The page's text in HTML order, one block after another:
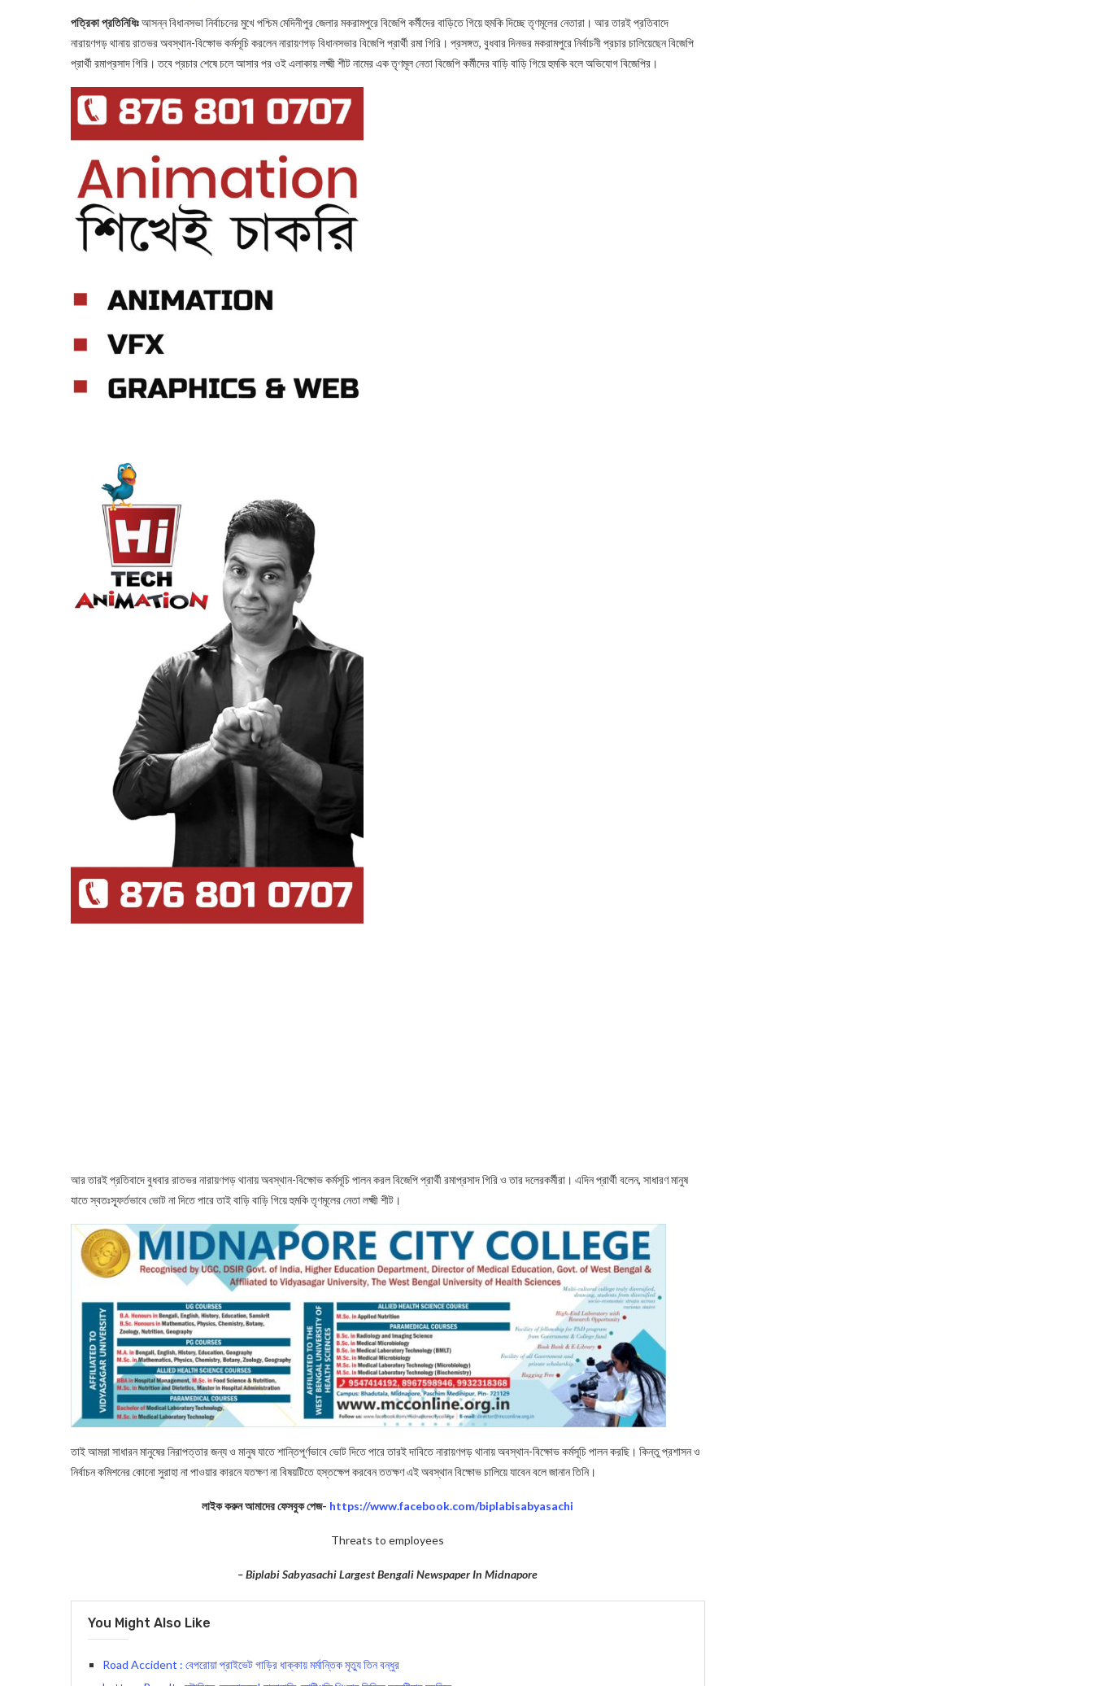
পত্রিকা প্রতিনিধিঃআসন্ন বিধানসভা নির্বাচনের মুখে পশ্চিম মেদিনীপুর জেলার মকরামপুরে বিজেপি কর্মীদের বাড়িতে গিয়ে হুমকি দিচ্ছে তৃণমূলের নেতারা। আর তারই প্রতিবাদে
নারায়ণগড় থানায় রাতভর অবস্থান-বিক্ষোভ কর্মসূচি করলেন নারায়ণগড় বিধানসভার বিজেপি প্রার্থী রমা গিরি। প্রসঙ্গত, বুধবার দিনভর মকরামপুরে নির্বাচনী প্রচার চালিয়েছেন বিজেপি
প্রার্থী রমাপ্রসাদ গিরি। তবে প্রচার শেষে চলে আসার পর ওই এলাকায় লক্ষ্মী শীট নামের এক তৃণমূল নেতা বিজেপি কর্মীদের বাড়ি বাড়ি গিয়ে হুমকি বলে অভিযোগ বিজেপির।
আর তারই প্রতিবাদে বুধবার রাতভর নারায়ণগড় থানায় অবস্থান-বিক্ষোভ কর্মসূচি পালন করল বিজেপি প্রার্থী রমাপ্রসাদ গিরি ও তার দলেরকর্মীরা। এদিন প্রার্থী বলেন, সাধারণ মানুষ
যাতে স্বতঃস্ফূর্তভাবে ভোট না দিতে পারে তাই বাড়ি বাড়ি গিয়ে হুমকি তৃণমূলের নেতা লক্ষ্মী শীট।
তাই আমরা সাধারন মানুষের নিরাপত্তার জন্য ও মানুষ যাতে শান্তিপূর্ণভাবে ভোট দিতে পারে তারই দাবিতে নারায়ণগড় থানায় অবস্থান-বিক্ষোভ কর্মসূচি পালন করছি। কিন্তু প্রশাসন ও
নির্বাচন কমিশনের কোনো সুরাহা না পাওয়ার কারনে যতক্ষণ না বিষয়টিতে হস্তক্ষেপ করবেন ততক্ষণ এই অবস্থান বিক্ষোভ চালিয়ে যাবেন বলে জানান তিনি।
লাইক করুন আমাদের ফেসবুক পেজ- https://www.facebook.com/biplabisabyasachi
Threats to employees
– Biplabi Sabyasachi Largest Bengali Newspaper In Midnapore
You Might Also Like
Road Accident : বেপরোয়া প্রাইভেট গাড়ির ধাক্কায় মর্মান্তিক মৃত্যু তিন বন্ধুর